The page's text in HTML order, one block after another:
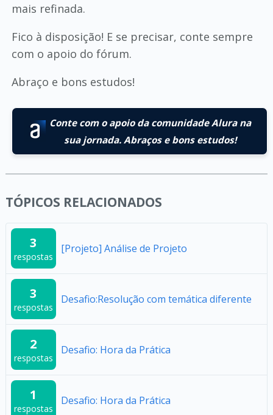
mais refinada.
Fico à disposição! E se precisar, conte sempre
com o apoio do fórum.
Abraço e bons estudos!
Conte com o apoio da comunidade Alura na
sua jornada. Abraços e bons estudos!
TÓPICOS RELACIONADOS
3
respostas
[Projeto] Análise de Projeto
3
respostas
Desafio:Resolução com temática diferente
2
respostas
Desafio: Hora da Prática
1
respostas
Desafio: Hora da Prática